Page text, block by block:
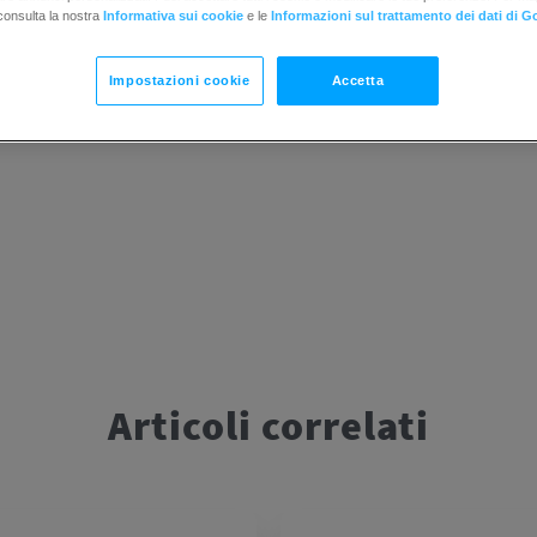
per l’autenticazione SPF o DKIM deve semplicemente
“Da:” del messaggio. Per esempio, se il dominio
può essere getresponse.com o qualsiasi sottodominio di
Articoli correlati
la nostra Informativa sui cookie e le Informazioni sul trattamento dei dati di
Impostazioni cookie Accetta